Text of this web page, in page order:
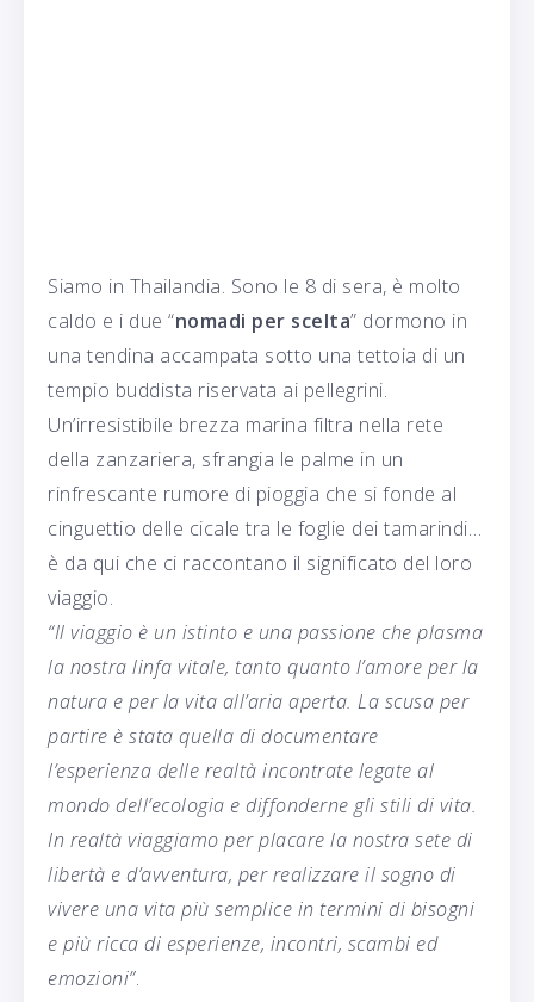
Siamo in Thailandia. Sono le 8 di sera, è molto
caldo e i due “nomadi per scelta” dormono in
una tendina accampata sotto una tettoia di un
tempio buddista riservata ai pellegrini.
Un’irresistibile brezza marina filtra nella rete
della zanzariera, sfrangia le palme in un
rinfrescante rumore di pioggia che si fonde al
cinguettio delle cicale tra le foglie dei tamarindi…
è da qui che ci raccontano il significato del loro
viaggio.
“Il viaggio è un istinto e una passione che plasma
la nostra linfa vitale, tanto quanto l’amore per la
natura e per la vita all’aria aperta. La scusa per
partire è stata quella di documentare
l’esperienza delle realtà incontrate legate al
mondo dell’ecologia e diffonderne gli stili di vita.
In realtà viaggiamo per placare la nostra sete di
libertà e d’avventura, per realizzare il sogno di
vivere una vita più semplice in termini di bisogni
e più ricca di esperienze, incontri, scambi ed
emozioni”.